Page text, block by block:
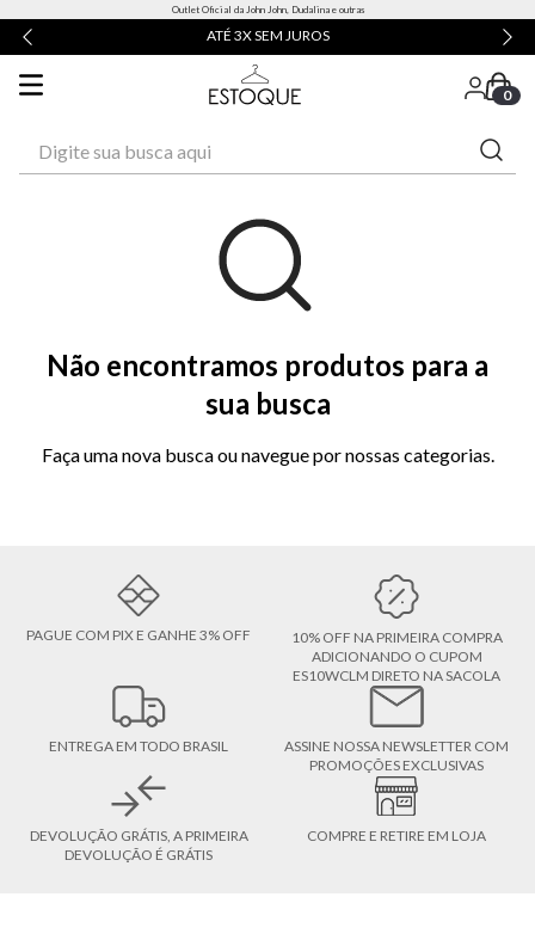
Outlet Oficial da John John, Dudalina e outras
ATÉ 3X SEM JUROS
0
Não encontramos produtos para a
sua busca
Faça uma nova busca ou navegue por nossas categorias.
PAGUE COM PIX E GANHE 3% OFF
10% OFF NA PRIMEIRA COMPRA
ADICIONANDO O CUPOM
ES10WCLM DIRETO NA SACOLA
ENTREGA EM TODO BRASIL
ASSINE NOSSA NEWSLETTER COM
PROMOÇÕES EXCLUSIVAS
DEVOLUÇÃO GRÁTIS, A PRIMEIRA
DEVOLUÇÃO É GRÁTIS
COMPRE E RETIRE EM LOJA